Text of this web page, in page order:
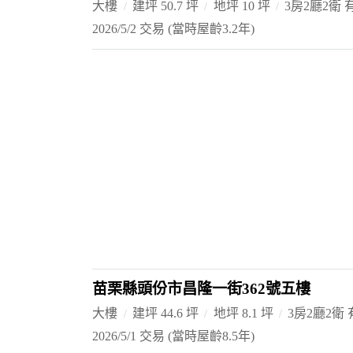
大樓 建坪 50.7 坪 地坪 10 坪
3房2廳2衛
2026/5/2 交易 (當時屋齡3.2年)
苗栗縣頭份市昌隆一街362號五樓
大樓 建坪 44.6 坪 地坪 8.1 坪
3房2廳2衛
2026/5/1 交易 (當時屋齡8.5年)